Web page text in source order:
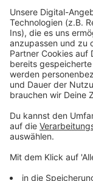
Donnerstags:
Jungenangebot
Start: 20.05.21
Kostenfrei
Wie oft: 6